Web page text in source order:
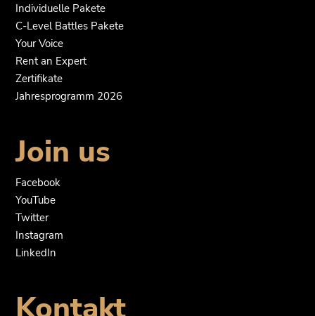
Individuelle Pakete
C-Level Battles Pakete
Your Voice
Rent an Expert
Zertifikate
Jahresprogramm 2026
Join us
Facebook
YouTube
Twitter
Instagram
LinkedIn